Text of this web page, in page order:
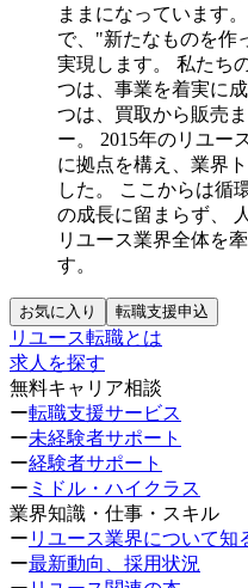
ままになっています。
で、"新たなものを作
実現します。
私たち
つは、事業を着実に
つは、買取から販売
ー。
2015年のリユー
に拠点を構え、業界
した。
ここからは循
の成長に留まらず、
リユース業界全体を
す。
お気に入り 転職支援申込
リユース転職とは
求人を探す
無料キャリア相談
ー転職支援サービス
ー未経験者サポート
ー経験者サポート
ー ミドル・ハイクラス
業界知識・仕事・スキル
ー リユース業界について知
ー最新動向、採用状況